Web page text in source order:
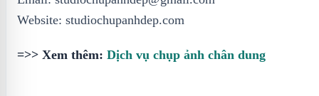
Website: studiochupanhdep.com
=>> Xem thêm: Dịch vụ chụp ảnh chân dung